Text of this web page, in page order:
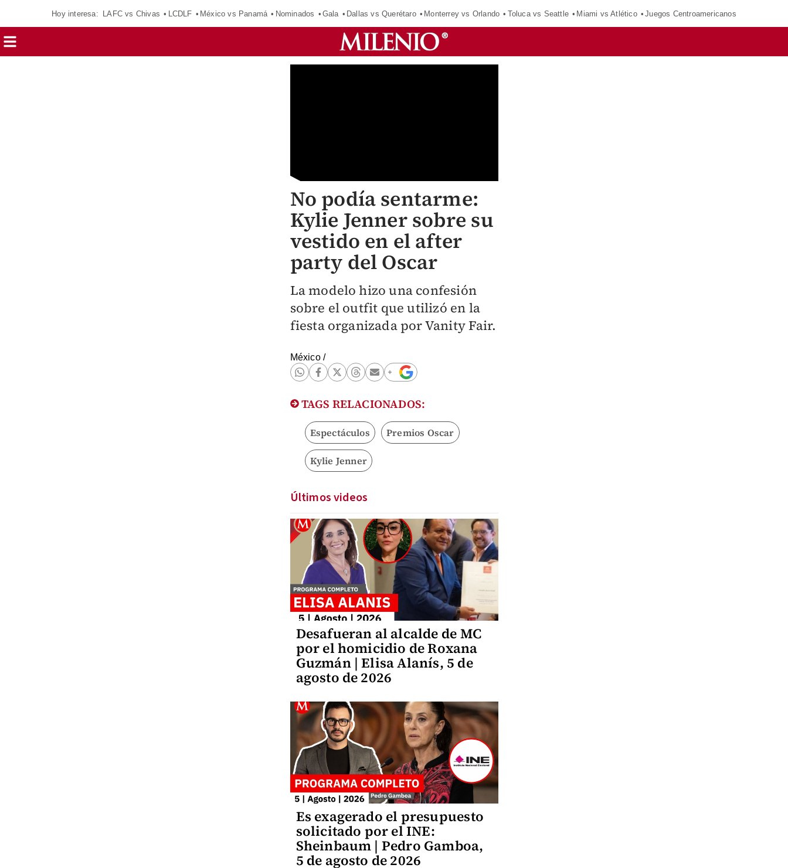
Hoy interesa: LAFC vs Chivas LCDLF México vs Panamá Nominados Gala Dallas vs Querétaro Monterrey vs Orlando Toluca vs Seattle Miami vs Atlético Juegos Centroamericanos
No podía sentarme:
Kylie Jenner sobre su
vestido en el after
party del Oscar
La modelo hizo una confesión
sobre el outfit que utilizó en la
fiesta organizada por Vanity Fair.
México/
TAGS RELACIONADOS:
Espectáculos Premios Oscar
Kylie Jenner
Últimos videos
Desafueran al alcalde de MC
por el homicidio de Roxana
Guzmán | Elisa Alanís, 5 de
agosto de 2026
Es exagerado el presupuesto
solicitado por el INE:
Sheinbaum | Pedro Gamboa,
5 de agosto de 2026